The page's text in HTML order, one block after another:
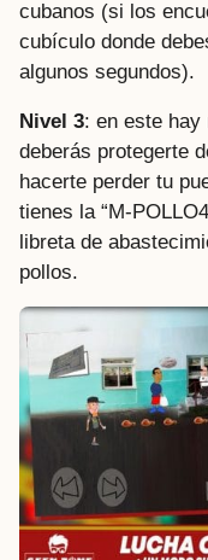
cubanos (si los
cubículo donde
algunos segundos).
Nivel 3: en este hay
deberás protegerte
hacerte perder tu
tienes la “M-
libreta de
pollos.